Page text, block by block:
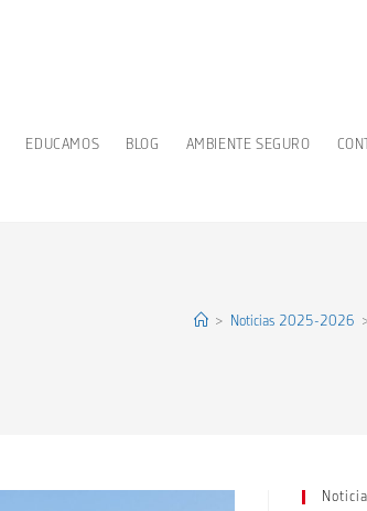
EDUCAMOS BLOG AMBIENTE SEGURO
> Noticias 2025-2026